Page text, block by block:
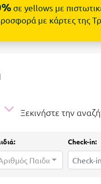
σε yellows με
με κάρτες της
Ξεκινήστε την
Παιδιών...
Check-in: